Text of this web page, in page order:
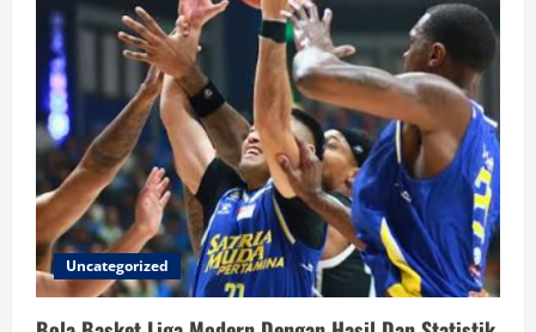
Uncategorized